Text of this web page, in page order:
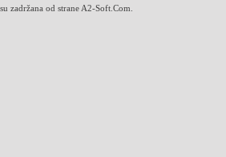
zadržana od strane A2-Soft.Com.